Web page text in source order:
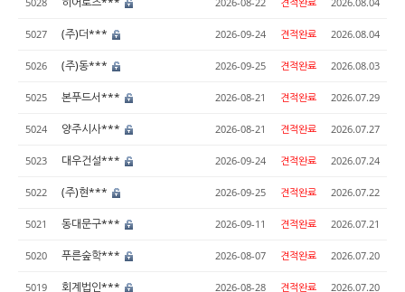
5027 (주)더*** 2026-09-24 견적완료 2026.08.04
5026 (주)동*** 2026-09-25 견적완료 2026.08.03
5025 본푸드서*** 2026-08-21 견적완료 2026.07.29
5024 양주시사*** 2026-08-21 견적완료 2026.07.27
5023 대우건설*** 2026-09-24 견적완료 2026.07.24
5022 (주)현*** 2026-09-25 견적완료 2026.07.22
5021 동대문구*** 2026-09-11 견적완료 2026.07.21
5020 푸른숲학*** 2026-08-07 견적완료 2026.07.20
5019 회계법인*** 2026-08-28 견적완료 2026.07.20